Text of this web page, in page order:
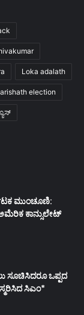
Loka adalath
election
ಮುಂಚೂಣಿ:
ಕಾನ್ಸುಲೇಟ್
ಸೂಚಿಸಿದರೂ ಒಪ್ಪದ
ಸ್ಮರಿಸಿದ ಸಿಎಂ*